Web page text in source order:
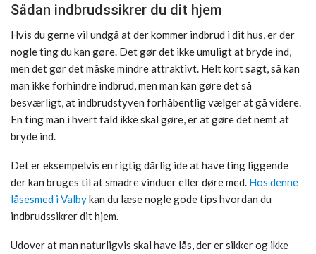
Sådan indbrudssikrer du dit hjem
Hvis du gerne vil undgå at der kommer indbrud i dit hus, er der
nogle ting du kan gøre. Det gør det ikke umuligt at bryde ind,
men det gør det måske mindre attraktivt. Helt kort sagt, så kan
man ikke forhindre indbrud, men man kan gøre det så
besværligt, at indbrudstyven forhåbentlig vælger at gå videre.
En ting man i hvert fald ikke skal gøre, er at gøre det nemt at
bryde ind.
Det er eksempelvis en rigtig dårlig ide at have ting liggende
der kan bruges til at smadre vinduer eller døre med. Hos denne
låsesmed i Valbykan du læse nogle gode tips hvordan du
indbrudssikrer dit hjem.
Udover at man naturligvis skal have lås, der er sikker og ikke